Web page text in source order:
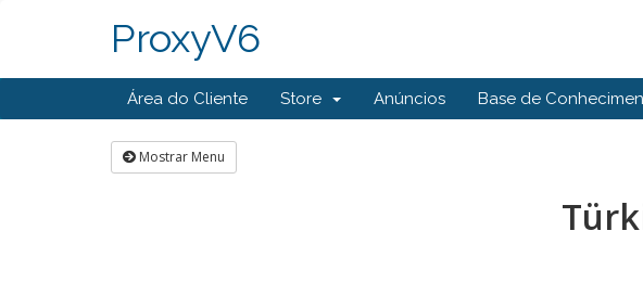
ProxyV6
Área do Cliente Store Anúncios Base de
Mostrar Menu